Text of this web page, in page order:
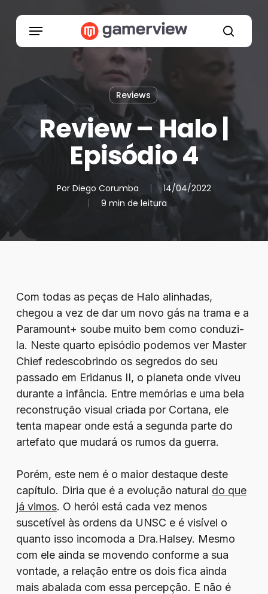
search
Menu
Reviews
Review – Halo |
Episódio 4
Por Diego Corumba
14/04/2022
9 min de leitura
Com todas as peças de Halo alinhadas,
chegou a vez de dar um novo gás na trama e a
Paramount+ soube muito bem como conduzi-
la. Neste quarto episódio podemos ver Master
Chief redescobrindo os segredos do seu
passado em Eridanus II, o planeta onde viveu
durante a infância. Entre memórias e uma bela
reconstrução visual criada por Cortana, ele
tenta mapear onde está a segunda parte do
artefato que mudará os rumos da guerra.
Porém, este nem é o maior destaque deste
capítulo. Diria que é a evolução natural do que
já vimos. O herói está cada vez menos
suscetível às ordens da UNSC e é visível o
quanto isso incomoda a Dra.Halsey. Mesmo
com ele ainda se movendo conforme a sua
vontade, a relação entre os dois fica ainda
mais abalada com essa percepção. E não é